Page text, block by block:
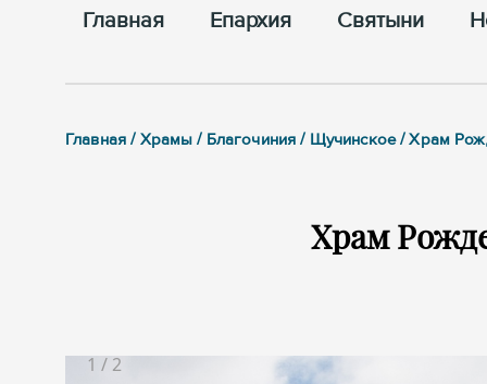
Главная Епархия Cвятыни
Главная / Храмы / Благочиния / Щучинское / Храм
Храм
1 / 2